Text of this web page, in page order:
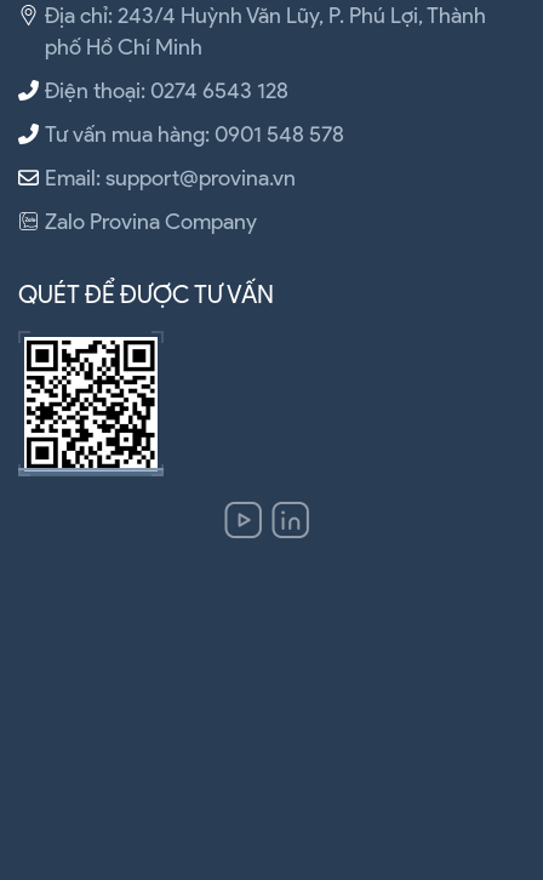
Địa chỉ: 243/4 Huỳnh Văn Lũy, P. Phú Lợi, Thành
phố Hồ Chí Minh
Điện thoại: 0274 6543 128
Tư vấn mua hàng: 0901 548 578
Email: support@provina.vn
Zalo Provina Company
QUÉT ĐỂ ĐƯỢC TƯ VẤN